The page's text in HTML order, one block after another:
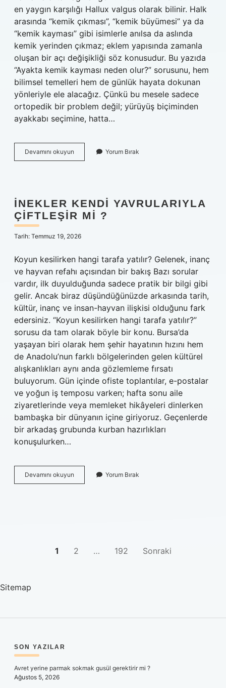
en yaygın karşılığı Hallux valgus olarak bilinir. Halk
arasında “kemik çıkması”, “kemik büyümesi” ya da
“kemik kayması” gibi isimlerle anılsa da aslında
kemik yerinden çıkmaz; eklem yapısında zamanla
oluşan bir açı değişikliği söz konusudur. Bu yazıda
“Ayakta kemik kayması neden olur?” sorusunu, hem
bilimsel temelleri hem de günlük hayata dokunan
yönleriyle ele alacağız. Çünkü bu mesele sadece
ortopedik bir problem değil; yürüyüş biçiminden
ayakkabı seçimine, hatta…
Devamını okuyun
kemik
Yorum Bırak
İNEKLER KENDI YAVRULARIYLA
ÇIFTLEŞIR MI ?
Tarih: Temmuz 19, 2026
Koyun kesilirken hangi tarafa yatılır? Gelenek, inanç
ve hayvan refahı açısından bir bakış Bazı sorular
vardır, ilk duyulduğunda sadece pratik bir bilgi gibi
gelir. Ancak biraz düşündüğünüzde arkasında tarih,
kültür, inanç ve insan-hayvan ilişkisi olduğunu fark
edersiniz. “Koyun kesilirken hangi tarafa yatılır?”
sorusu da tam olarak böyle bir konu. Bursa’da
yaşayan biri olarak hem şehir hayatının hızını hem
de Anadolu’nun farklı bölgelerinden gelen kültürel
alışkanlıkları aynı anda gözlemleme fırsatı
buluyorum. Gün içinde ofiste toplantılar, e-postalar
ve yoğun iş temposu varken; hafta sonu aile
ziyaretlerinde veya memleket hikâyeleri dinlerken
bambaşka bir dünyanın içine giriyoruz. Geçenlerde
bir arkadaş grubunda kurban hazırlıkları
konuşulurken…
Devamını okuyun
kendi
Yorum Bırak
1 2 … 192 Sonraki
Sitemap
SIDEBAR
SON YAZILAR
Avret yerine parmak sokmak gusül gerektirir mi ?
Ağustos 5, 2026